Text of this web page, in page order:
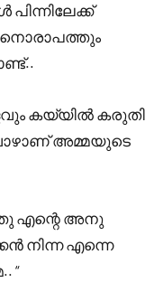
കയ്യിൽ കരുതി
അമ്മയുടെ
എന്റെ അനു
നിന്ന എന്നെ
“